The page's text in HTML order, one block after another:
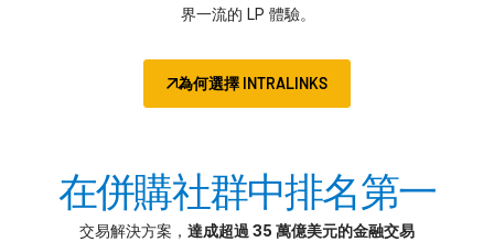
界一流的 LP 體驗。
為何選擇 INTRALINKS
在併購社群中排名第一
交易解決方案， 達成超過 35 萬億美元的金融交易